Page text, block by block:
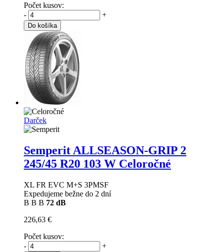
Počet kusov:
-
+
Do košíka
Darček
Semperit ALLSEASON-GRIP 2
245/45 R20 103 W Celoročné
XL FR EVC M+S 3PMSF
Expedujeme bežne do 2 dní
B B B 72 dB
226,63 €
Počet kusov:
-
+